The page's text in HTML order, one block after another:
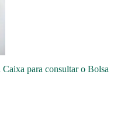
para consultar o Bolsa